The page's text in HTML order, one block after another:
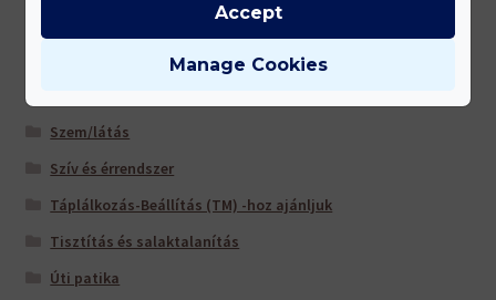
Multivitaminok/ ásványi anyagok
Szem/látás
Szív és érrendszer
Táplálkozás-Beállítás (TM) -hoz ajánljuk
Tisztítás és salaktalanítás
Úti patika
Manage Cookies
Accept